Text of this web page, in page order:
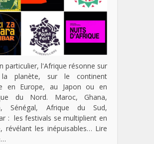
particulier, l'Afrique résonne sur
planète, sur le continent
en Europe, au Japon ou en
du Nord. Maroc, Ghana,
Sénégal, Afrique du Sud,
: les festivals se multiplient en
révélant les inépuisables… Lire